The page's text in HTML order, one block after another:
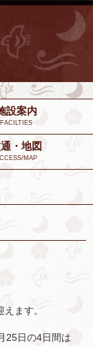
設案内
FACILTIES
・地図
MAP
ます。
25日の4日間は